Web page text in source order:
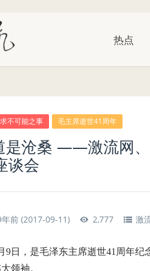
热点
不可能之事 毛主席逝世41周年
是沧桑 ——激流网
谈会
前 (2017-09-11) 2,777 激
9日，是毛泽东主席逝世41 周年纪
领袖。